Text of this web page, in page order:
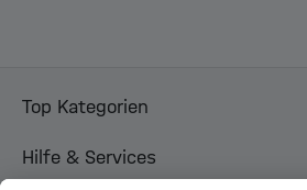
Top Kategorien
Hilfe & Services